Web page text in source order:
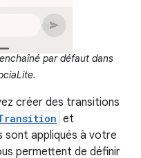
par défaut dans
créer des transitions
et
sont appliqués à votre
permettent de définir